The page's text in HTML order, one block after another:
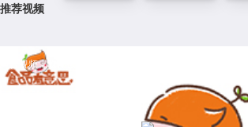
推荐视频
科普视频：吃什么放屁多？吃什么放臭屁？